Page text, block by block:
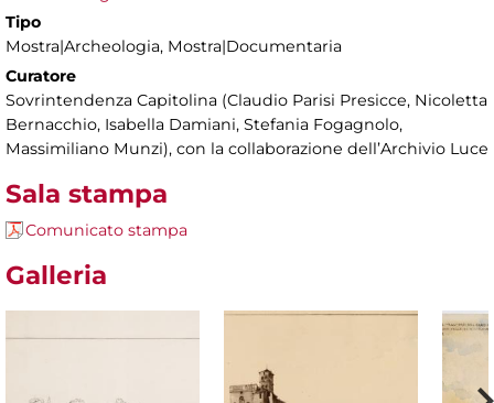
Tipo
Mostra|Archeologia, Mostra|Documentaria
Curatore
Sovrintendenza Capitolina (Claudio Parisi Presicce, Nicoletta
Bernacchio, Isabella Damiani, Stefania Fogagnolo,
Massimiliano Munzi), con la collaborazione dell’Archivio Luce
Sala stampa
Comunicato stampa
Galleria